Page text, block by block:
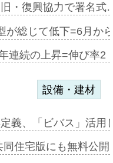
・復興協力で署名
が総じて低下=6月か
連続の上昇=伸び率
設備・建材
義、「ビバス」活
同住宅版にも無料公